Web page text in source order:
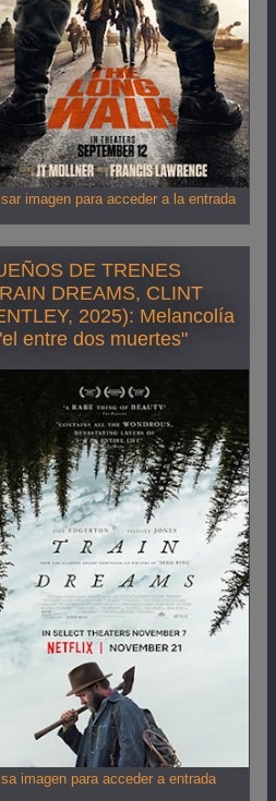
imagen para acceder a la entrada
DE TRENES
DREAMS, CLINT
2025): Melancolía
entre dos muertes"
imagen para acceder a entrada